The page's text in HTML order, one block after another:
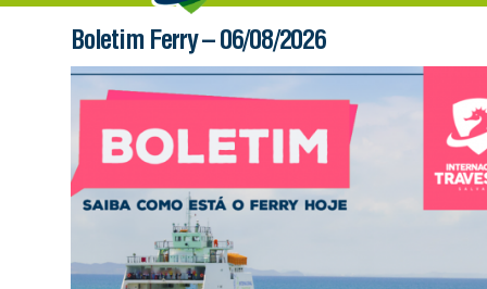
Boletim Ferry – 06/08/2026